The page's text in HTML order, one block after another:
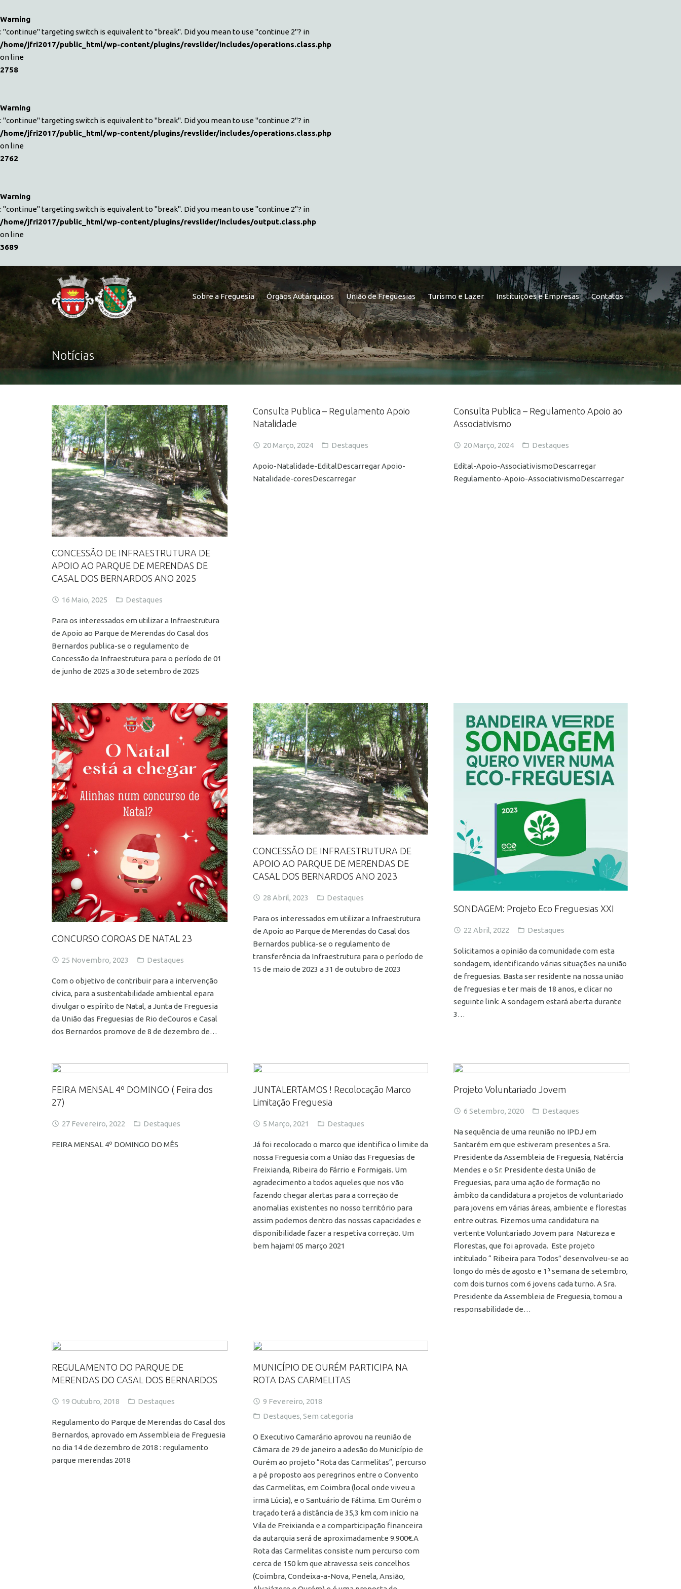
Warning
: "continue" targeting switch is equivalent to "break". Did you mean to use "continue 2"? in
/home/jfri2017/public_html/wp-content/plugins/revslider/includes/operations.class.php
on line
2758
Warning
: "continue" targeting switch is equivalent to "break". Did you mean to use "continue 2"? in
/home/jfri2017/public_html/wp-content/plugins/revslider/includes/operations.class.php
on line
2762
Warning
: "continue" targeting switch is equivalent to "break". Did you mean to use "continue 2"? in
/home/jfri2017/public_html/wp-content/plugins/revslider/includes/output.class.php
on line
3689
Sobre a Freguesia Órgãos Autárquicos União de Freguesias Turismo e Lazer Instituições e Empresas Contatos
Notícias
CONCESSÃO DE INFRAESTRUTURA DE
APOIO AO PARQUE DE MERENDAS DE
CASAL DOS BERNARDOS ANO 2025
16 Maio, 2025 Destaques
Para os interessados em utilizar a Infraestrutura
de Apoio ao Parque de Merendas do Casal dos
Bernardos publica-se o regulamento de
Concessão da Infraestrutura para o período de 01
de junho de 2025 a 30 de setembro de 2025
Consulta Publica – Regulamento Apoio
Natalidade
20 Março, 2024 Destaques
Apoio-Natalidade-EditalDescarregar Apoio-
Natalidade-coresDescarregar
Consulta Publica – Regulamento Apoio ao
Associativismo
20 Março, 2024 Destaques
Edital-Apoio-AssociativismoDescarregar
Regulamento-Apoio-AssociativismoDescarregar
CONCURSO COROAS DE NATAL 23
25 Novembro, 2023 Destaques
Com o objetivo de contribuir para a intervenção
cívica, para a sustentabilidade ambiental epara
divulgar o espírito de Natal, a Junta de Freguesia
da União das Freguesias de Rio deCouros e Casal
dos Bernardos promove de 8 de dezembro de…
CONCESSÃO DE INFRAESTRUTURA DE
APOIO AO PARQUE DE MERENDAS DE
CASAL DOS BERNARDOS ANO 2023
28 Abril, 2023 Destaques
Para os interessados em utilizar a Infraestrutura
de Apoio ao Parque de Merendas do Casal dos
Bernardos publica-se o regulamento de
transferência da Infraestrutura para o período de
15 de maio de 2023 a 31 de outubro de 2023
SONDAGEM: Projeto Eco Freguesias XXI
22 Abril, 2022 Destaques
Solicitamos a opinião da comunidade com esta
sondagem, identificando várias situações na união
de freguesias. Basta ser residente na nossa união
de freguesias e ter mais de 18 anos, e clicar no
seguinte link: A sondagem estará aberta durante
3…
FEIRA MENSAL 4º DOMINGO ( Feira dos
27)
27 Fevereiro, 2022 Destaques
FEIRA MENSAL 4º DOMINGO DO MÊS
JUNTALERTAMOS ! Recolocação Marco
Limitação Freguesia
5 Março, 2021 Destaques
Já foi recolocado o marco que identifica o limite da
nossa Freguesia com a União das Freguesias de
Freixianda, Ribeira do Fárrio e Formigais. Um
agradecimento a todos aqueles que nos vão
fazendo chegar alertas para a correção de
anomalias existentes no nosso território para
assim podemos dentro das nossas capacidades e
disponibilidade fazer a respetiva correção. Um
bem hajam! 05 março 2021
Projeto Voluntariado Jovem
6 Setembro, 2020 Destaques
Na sequência de uma reunião no IPDJ em
Santarém em que estiveram presentes a Sra.
Presidente da Assembleia de Freguesia, Natércia
Mendes e o Sr. Presidente desta União de
Freguesias, para uma ação de formação no
âmbito da candidatura a projetos de voluntariado
para jovens em várias áreas, ambiente e florestas
entre outras. Fizemos uma candidatura na
vertente Voluntariado Jovem para Natureza e
Florestas, que foi aprovada. Este projeto
intitulado “ Ribeira para Todos” desenvolveu-se ao
longo do mês de agosto e 1ª semana de setembro,
com dois turnos com 6 jovens cada turno. A Sra.
Presidente da Assembleia de Freguesia, tomou a
responsabilidade de…
REGULAMENTO DO PARQUE DE
MERENDAS DO CASAL DOS BERNARDOS
19 Outubro, 2018 Destaques
Regulamento do Parque de Merendas do Casal dos
Bernardos, aprovado em Assembleia de Freguesia
no dia 14 de dezembro de 2018 : regulamento
parque merendas 2018
MUNICÍPIO DE OURÉM PARTICIPA NA
ROTA DAS CARMELITAS
9 Fevereiro, 2018
Destaques, Sem categoria
O Executivo Camarário aprovou na reunião de
Câmara de 29 de janeiro a adesão do Município de
Ourém ao projeto “Rota das Carmelitas”, percurso
a pé proposto aos peregrinos entre o Convento
das Carmelitas, em Coimbra (local onde viveu a
irmã Lúcia), e o Santuário de Fátima. Em Ourém o
traçado terá a distância de 35,3 km com início na
Vila de Freixianda e a comparticipação financeira
da autarquia será de aproximadamente 9.900€.A
Rota das Carmelitas consiste num percurso com
cerca de 150 km que atravessa seis concelhos
(Coimbra, Condeixa-a-Nova, Penela, Ansião,